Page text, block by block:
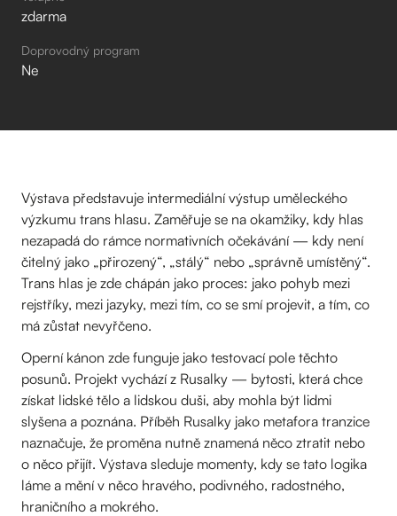
zdarma
Doprovodný program
Ne
Výstava představuje intermediální výstup uměleckého
výzkumu trans hlasu. Zaměřuje se na okamžiky, kdy hlas
nezapadá do rámce normativních očekávání — kdy není
čitelný jako „přirozený“, „stálý“ nebo „správně umístěný“.
Trans hlas je zde chápán jako proces: jako pohyb mezi
rejstříky, mezi jazyky, mezi tím, co se smí projevit, a tím, co
má zůstat nevyřčeno.
Operní kánon zde funguje jako testovací pole těchto
posunů. Projekt vychází z Rusalky — bytosti, která chce
získat lidské tělo a lidskou duši, aby mohla být lidmi
slyšena a poznána. Příběh Rusalky jako metafora tranzice
naznačuje, že proměna nutně znamená něco ztratit nebo
o něco přijít. Výstava sleduje momenty, kdy se tato logika
láme a mění v něco hravého, podivného, radostného,
hraničního a mokrého.